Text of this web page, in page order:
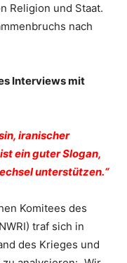
Religion und Staat.
nach
Interviews mit
iranischer
ein guter Slogan,
unterstützen.“
Komitees des
traf sich in
des Krieges und